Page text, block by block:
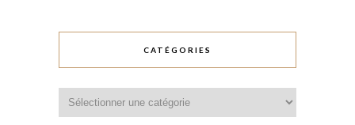
CATÉGORIES